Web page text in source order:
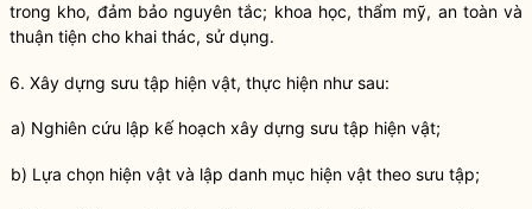
trong kho, đảm bảo nguyên tắc; khoa học, thẩm mỹ, an toàn và
thuận tiện cho khai thác, sử dụng.
6. Xây dựng sưu tập hiện vật, thực hiện như sau:
a) Nghiên cứu lập kế hoạch xây dựng sưu tập hiện vật;
b) Lựa chọn hiện vật và lập danh mục hiện vật theo sưu tập;